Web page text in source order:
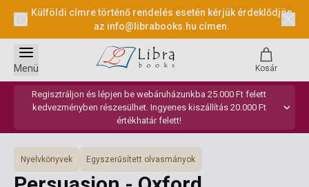
Külföldi címre történő rendelés esetén kérjük érdeklődjön
az info@librabooks.hu címen.
Regisztráljon és lépjen be webáruházunkba 25.000 Ft felett
kedvezményben részesülhet. Ingyenes kiszállítás 20.000 Ft
értékhatár felett!
Menü Kosár
Nyelvkönyvek Egyszerűsített olvasmányok